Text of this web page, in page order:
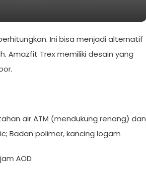
Ini bisa menjadi alternatif
Amazfit Trex memiliki desain yang
air ATM (mendukung renang) dan
Badan polimer, kancing logam
AOD